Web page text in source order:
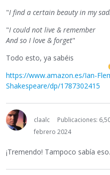
"I find a certain beauty in my
"I could not live & remember
And so I love & forget"
Todo esto, ya sabéis
https://www.amazon.es/Ian-
Shakespeare/dp/1787302415
claalc
Publicaciones:
febrero 2024
¡Tremendo! Tampoco sabía